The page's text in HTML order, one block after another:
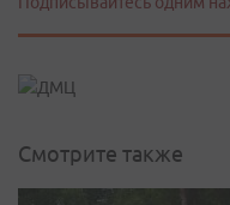
Смотрите также